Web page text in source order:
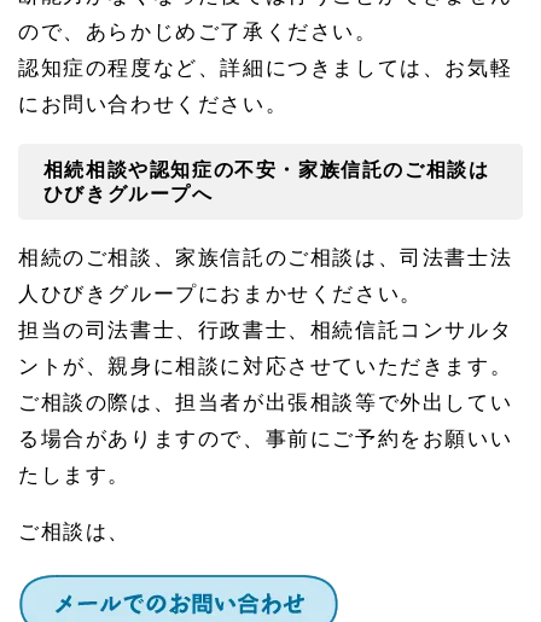
ので、あらかじめご了承ください。
認知症の程度など、詳細につきましては、お気軽
にお問い合わせください。
相続相談や認知症の不安・家族信託のご相談は
ひびきグループへ
相続のご相談、家族信託のご相談は、司法書士法
人ひびきグループにおまかせください。
担当の司法書士、行政書士、相続信託コンサルタ
ントが、親身に相談に対応させていただきます。
ご相談の際は、担当者が出張相談等で外出してい
る場合がありますので、事前にご予約をお願いい
たします。
ご相談は、